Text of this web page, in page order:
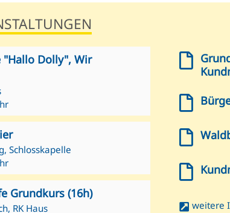
"Hallo Dolly", Wir
Schlosskapelle
Grundkurs (16h)
RK Haus
weitere